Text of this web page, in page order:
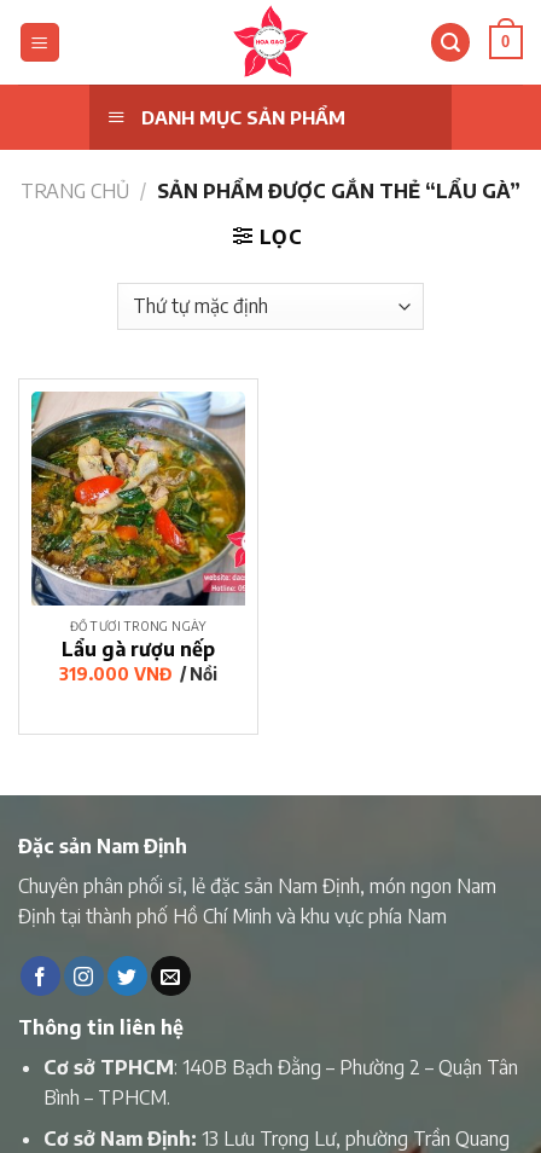
0
DANH MỤC SẢN PHẨM
TRANG CHỦ / SẢN PHẨM ĐƯỢC GẮN THẺ “LẨU GÀ”
LỌC
ĐỒ TƯƠI TRONG NGÀY
Lẩu gà rượu nếp
319.000 VNĐ / Nồi
Đặc sản Nam Định
Chuyên phân phối sỉ, lẻ đặc sản Nam Định, món ngon Nam
Định tại thành phố Hồ Chí Minh và khu vực phía Nam
Thông tin liên hệ
Cơ sở TPHCM: 140B Bạch Đằng – Phường 2 – Quận Tân
Bình – TPHCM.
Cơ sở Nam Định: 13 Lưu Trọng Lư, phường Trần Quang